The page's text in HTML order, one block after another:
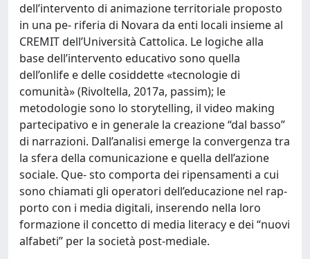
dell’intervento di animazione territoriale proposto
in una pe- riferia di Novara da enti locali insieme al
CREMIT dell’Università Cattolica. Le logiche alla
base dell’intervento educativo sono quella
dell’onlife e delle cosiddette «tecnologie di
comunità» (Rivoltella, 2017a, passim); le
metodologie sono lo storytelling, il video making
partecipativo e in generale la creazione “dal basso”
di narrazioni. Dall’analisi emerge la convergenza tra
la sfera della comunicazione e quella dell’azione
sociale. Que- sto comporta dei ripensamenti a cui
sono chiamati gli operatori dell’educazione nel rap-
porto con i media digitali, inserendo nella loro
formazione il concetto di media literacy e dei “nuovi
alfabeti” per la società post-mediale.